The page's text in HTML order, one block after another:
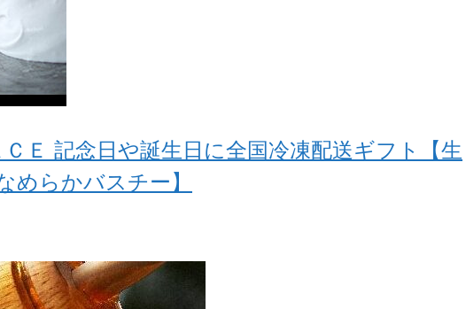
Ｅ 記念日や誕生日に全国冷凍配送ギフト【生
めらかバスチー】